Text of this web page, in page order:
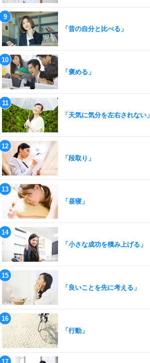
「昔の自分と比べる」
「褒める」
「天気に気分を左右されない」
「段取り」
「昼寝」
「小さな成功を積み上げる」
「良いことを先に考える」
「行動」